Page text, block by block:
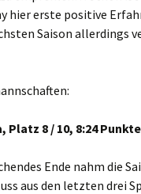
hier erste positive
Saison allerdings
8 / 10, 8:24 Punkte
Ende nahm die
aus den letzten drei